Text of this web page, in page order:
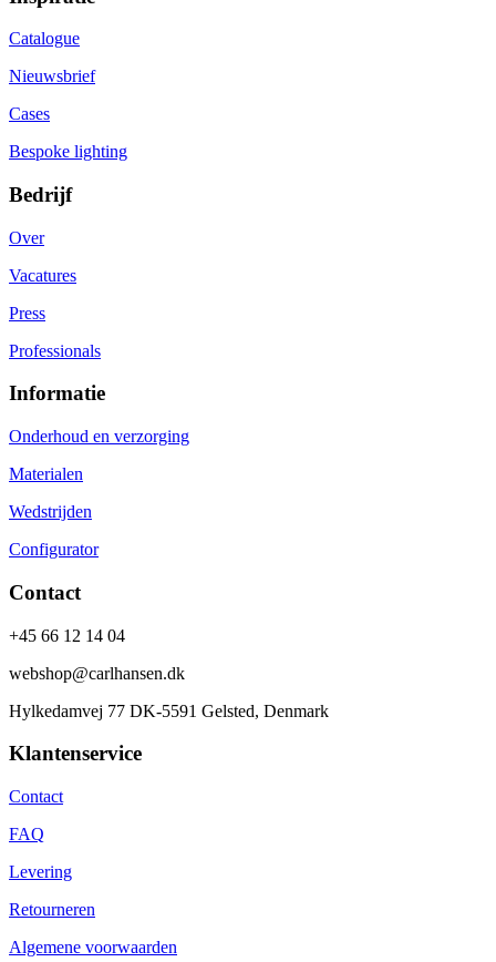
Catalogue
Nieuwsbrief
Cases
Bespoke lighting
Bedrijf
Over
Vacatures
Press
Professionals
Informatie
Onderhoud en verzorging
Materialen
Wedstrijden
Configurator
Contact
+45 66 12 14 04
webshop@carlhansen.dk
Hylkedamvej 77 DK-5591 Gelsted, Denmark
Klantenservice
Contact
FAQ
Levering
Retourneren
Algemene voorwaarden